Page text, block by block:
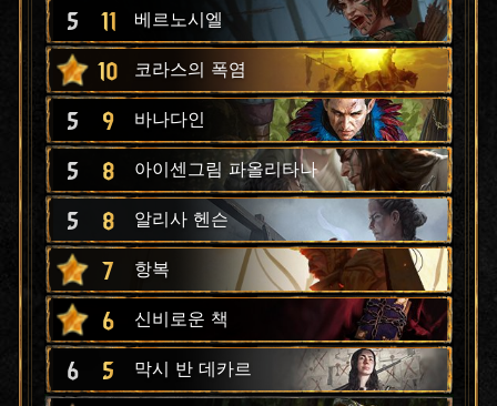
5 11 베르노시엘
10 코라스의 폭염
5 9 바나다인
5 8 아이센그림 파올리타나
5 8 알리사 헨슨
7 항복
6 신비로운 책
6 5 막시 반 데카르